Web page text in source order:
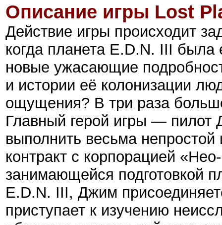
Описание игры Lost
Действие игры происходит
когда планета E.D.N. III
новые ужасающие
и истории её колонизации
ощущения? В три раза
Главный герой игры —
выполнить весьма
контракт с корпорацией
занимающейся подготовкой
E.D.N. III, Джим
приступает к изучению